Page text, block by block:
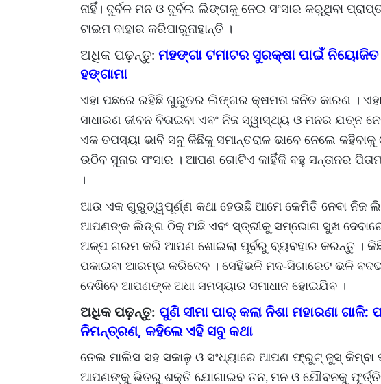
ନାହିଁ। ଦୁର୍ବଳ ମନ ଓ ଦୁର୍ବଲ ଲିଙ୍ଗକୁ ନେଇ ସଂସାର କରୁଥିବା
ଟାଇମ ବାହାର କରିପାରୁନାହାନ୍ତି ।
ଅଧିକ ପଢ଼ନ୍ତୁ: ମହଙ୍ଗା ଟମାଟର ସୁରକ୍ଷା ପାଇଁ ନିୟୋଜିତ
ହଙ୍ଗାମା
ଏହା ପଛରେ ରହିଛି ଗୁରୁତର ଲିଙ୍ଗର କ୍ଷମତା ଜନିତ କାରଣ ।
ସାଧାରଣ ଜୀବନ ବିତାଇବା ଏବଂ ନିଜ ସ୍ୱାସ୍ଥ୍ୟ ଓ ମନର ଯତ୍ନ
ଏକ ତପସ୍ୟା ଭାବି ସବୁ କିଛିକୁ ସମାନ୍ତରାଳ ଭାବେ ନେଲେ
ଉଠିବ ସୁନାର ସଂସାର । ଆପଣ ଗୋଟିଏ କାହିଁକି ବହୁ ସନ୍ତାନର
।
ଆଉ ଏକ ଗୁରୁତ୍ୱପୂର୍ଣ୍ଣ କଥା ହେଉଛି ଆମେ କେମିତି ନେବା ନିଜ
ଆପଣଙ୍କ ଲିଙ୍ଗ ଠିକ୍ ଅଛି ଏବଂ ସ୍ତ୍ରୀକୁ ସମ୍ଭୋଗ ସୁଖ
ଅଳ୍ପ ଗରମ କରି ଆପଣ ଶୋଇଲା ପୂର୍ବରୁ ବ୍ୟବହାର କରନ୍ତୁ ।
ପକାଇବା ଆରମ୍ଭ କରିଦେବ । ସେହିଭଳି ମଦ-ସିଗାରେଟ ଭଳି
ଦେଖିବେ ଆପଣଙ୍କ ଅଧା ସମସ୍ୟାର ସମାଧାନ ହୋଇଯିବ ।
ଅଧିକ ପଢ଼ନ୍ତୁ: ପୁଣି ସୀମା ପାର୍ କଲା ନିଶା ମହାରଣା
ନିମନ୍ତ୍ରଣ, କହିଲେ ଏହି ସବୁ କଥା
ତେଲ ମାଲିସ ସହ ସକାଳୁ ଓ ସଂଧ୍ୟାରେ ଆପଣ ଫ୍ରୁଟ୍ ଜୁସ୍ କିମ୍ବା
ଆପଣଙ୍କୁ ଭିତରୁ ଶକ୍ତି ଯୋଗାଇବ ତନ, ମନ ଓ ଯୌବନକୁ